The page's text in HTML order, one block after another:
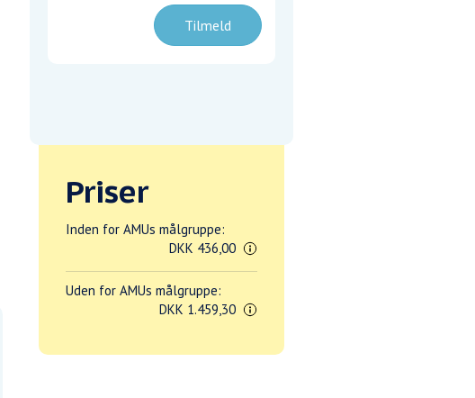
Tilmeld
Priser
Inden for AMUs målgruppe:
DKK 436,00
Uden for AMUs målgruppe:
DKK 1.459,30